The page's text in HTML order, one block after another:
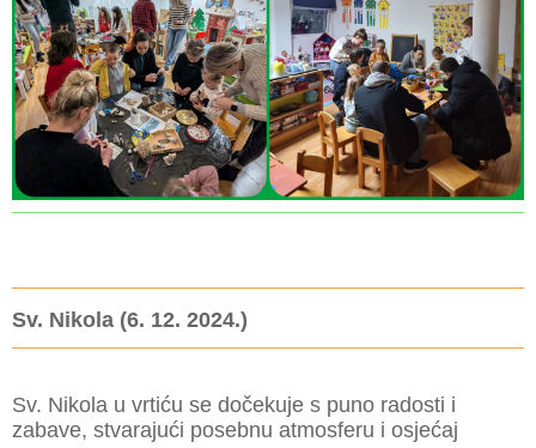
Sv. Nikola (6. 12. 2024.)
Sv. Nikola u vrtiću se dočekuje s puno radosti i
zabave, stvarajući posebnu atmosferu i osjećaj